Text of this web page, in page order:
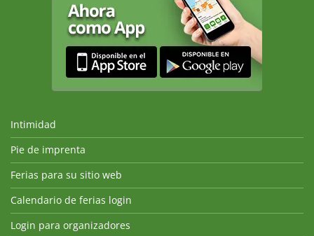
Intimidad
Pie de imprenta
Ferias para su sitio web
Calendario de ferias login
Login para organizadores